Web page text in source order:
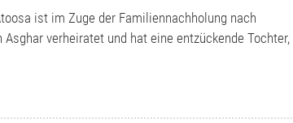
ist im Zuge der Familiennachholung nach
verheiratet und hat eine entzückende Tochter,